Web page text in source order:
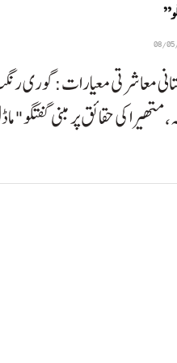
معاشرتی معیارات: گوری
متھیرا کی حقائق پر مبنی گفتگو"